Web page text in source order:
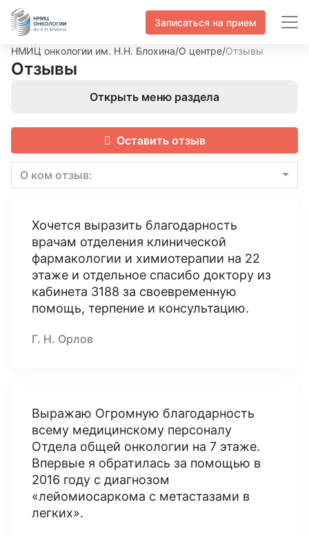
Записаться на прием
НМИЦ онкологии им. Н.Н. Блохина/О центре/Отзывы
Отзывы
Открыть меню раздела
Оставить отзыв
О ком отзыв:
Хочется выразить благодарность
врачам отделения клинической
фармакологии и химиотерапии на 22
этаже и отдельное спасибо доктору из
кабинета 3188 за своевременную
помощь, терпение и консультацию.
Г. Н. Орлов
Выражаю Огромную благодарность
всему медицинскому персоналу
Отдела общей онкологии на 7 этаже.
Впервые я обратилась за помощью в
2016 году с диагнозом
«лейомиосаркома с метастазами в
легких».